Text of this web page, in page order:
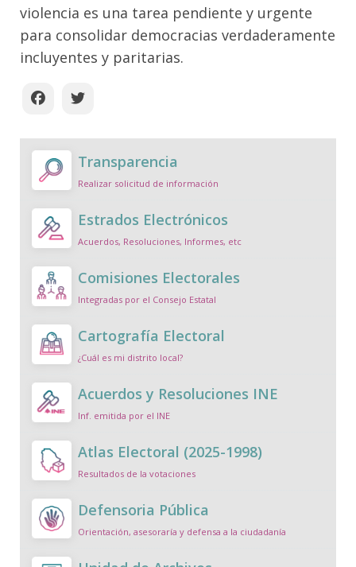
violencia es una tarea pendiente y urgente
para consolidar democracias verdaderamente
incluyentes y paritarias.
Transparencia
Realizar solicitud de información
Estrados Electrónicos
Acuerdos, Resoluciones, Informes, etc
Comisiones Electorales
Integradas por el Consejo Estatal
Cartografía Electoral
¿Cuál es mi distrito local?
Acuerdos y Resoluciones INE
Inf. emitida por el INE
Atlas Electoral (2025-1998)
Resultados de la votaciones
Defensoria Pública
Orientación, asesoraría y defensa a la ciudadanía